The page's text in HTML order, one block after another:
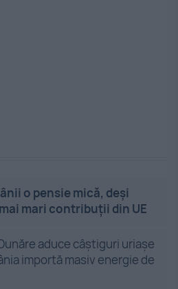
o pensie mică, deși
mari contribuții din UE
aduce câștiguri uriașe
importă masiv energie de